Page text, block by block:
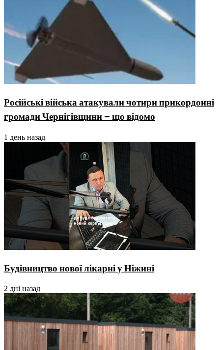
Російські війська атакували чотири прикордонні
громади Чернігівщини – що відомо
1 день назад
Будівництво нової лікарні у Ніжині
2 дні назад